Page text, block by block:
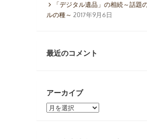
「デジタル遺品」の相続～話題
ルの種～ 2017年9月6日
最近のコメント
アーカイブ
ア